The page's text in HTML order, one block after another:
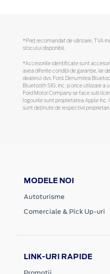
*Preţ recomandat de vânzare, TVA
stocului disponibil.
*Accesoriile identificate sunt
avea diferite condiții de garanție, iar
dealerul dvs. Ford. Denumirea
Bluetooth SIG, Inc. și orice utilizare
Ford Motor Company se face sub
logourile sunt proprietatea Apple
sunt deținute de respectivii proprietari.
MODELE NOI
Autoturisme
Comerciale & Pick Up-uri
LINK-URI RAPIDE